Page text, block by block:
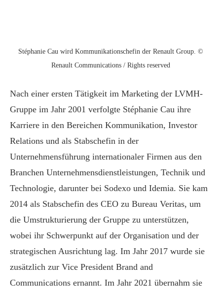
Stéphanie Cau wird Kommunikationschefin der Renault Group. ©
Renault Communications / Rights reserved
Nach einer ersten Tätigkeit im Marketing der LVMH-
Gruppe im Jahr 2001 verfolgte Stéphanie Cau ihre
Karriere in den Bereichen Kommunikation, Investor
Relations und als Stabschefin in der
Unternehmensführung internationaler Firmen aus den
Branchen Unternehmensdienstleistungen, Technik und
Technologie, darunter bei Sodexo und Idemia. Sie kam
2014 als Stabschefin des CEO zu Bureau Veritas, um
die Umstrukturierung der Gruppe zu unterstützen,
wobei ihr Schwerpunkt auf der Organisation und der
strategischen Ausrichtung lag. Im Jahr 2017 wurde sie
zusätzlich zur Vice President Brand and
Communications ernannt. Im Jahr 2021 übernahm sie